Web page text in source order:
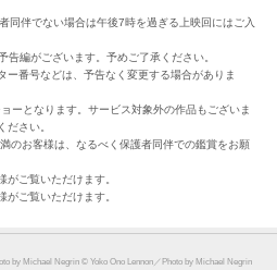
同伴でない場合は午後7時を過ぎる上映回にはご入
編がございます。予めご了承ください。
番号などは、予告なく変更する場合がありま
ーとなります。サービス対象外の作品もございま
ださい。
お客様は、なるべく保護者同伴での鑑賞をお願
ご覧いただけます。
ご覧いただけます。
by Michael Negrin © Yoko Ono Lennon／Photo by Michael Negrin